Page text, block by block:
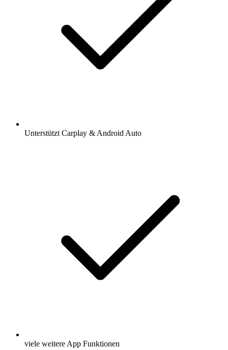
Unterstützt Carplay & Android Auto
viele weitere App Funktionen